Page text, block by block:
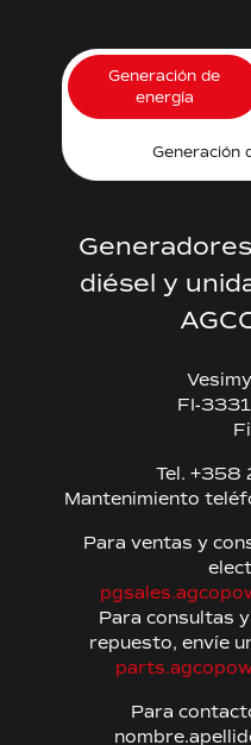
Generación de
energía
Generación
diésel y
FI-
Tel.
Mantenimiento
Para ventas y
Para consultas
repuesto, envíe
Para